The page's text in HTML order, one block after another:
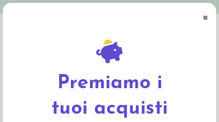
×
Premiamo i
tuoi acquisti
Nature Taglia 2 (3-6 kg)